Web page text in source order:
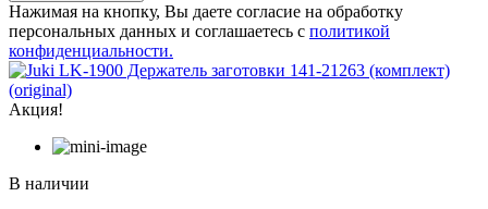
Нажимая на кнопку, Вы даете согласие на обработку
персональных данных и соглашаетесь с политикой
конфиденциальности.
Акция!
В наличии